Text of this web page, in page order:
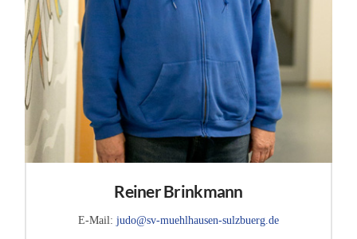
Reiner Brinkmann
E-Mail: judo@sv-muehlhausen-sulzbuerg.de